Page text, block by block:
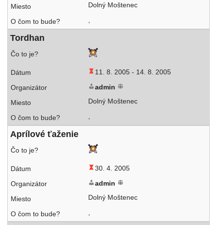
Dolný Moštenec
,
Tordhan
11. 8. 2005 - 14. 8. 2005
admin
Dolný Moštenec
,
Aprílové ťaže­nie
30. 4. 2005
admin
Dolný Moštenec
,